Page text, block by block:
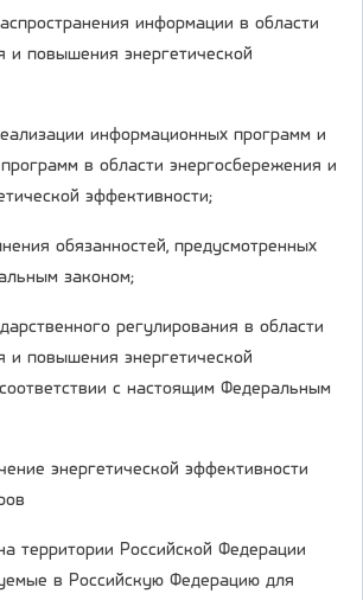
информации в области
и повышения энергетической
информационных программ и
в области энергосбережения и
эффективности;
обязанностей, предусмотренных
законом;
регулирования в области
и повышения энергетической
с настоящим Федеральным
энергетической эффективности
территории Российской Федерации
в Российскую Федерацию для